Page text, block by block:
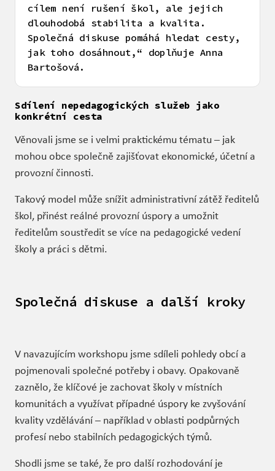
cílem není rušení škol, ale jejich
dlouhodobá stabilita a kvalita.
Společná diskuse pomáhá hledat cesty,
jak toho dosáhnout,“ doplňuje Anna
Bartošová.
Sdílení nepedagogických služeb jako
konkrétní cesta
Věnovali jsme se i velmi praktickému tématu – jak
mohou obce společně zajišťovat ekonomické, účetní a
provozní činnosti.
Takový model může snížit administrativní zátěž ředitelů
škol, přinést reálné provozní úspory a umožnit
ředitelům soustředit se více na pedagogické vedení
školy a práci s dětmi.
Společná diskuse a další kroky
V navazujícím workshopu jsme sdíleli pohledy obcí a
pojmenovali společné potřeby i obavy. Opakovaně
zaznělo, že klíčové je zachovat školy v místních
komunitách a využívat případné úspory ke zvyšování
kvality vzdělávání – například v oblasti podpůrných
profesí nebo stabilních pedagogických týmů.
Shodli jsme se také, že pro další rozhodování je